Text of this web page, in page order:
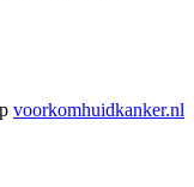
voorkomhuidkanker.nl